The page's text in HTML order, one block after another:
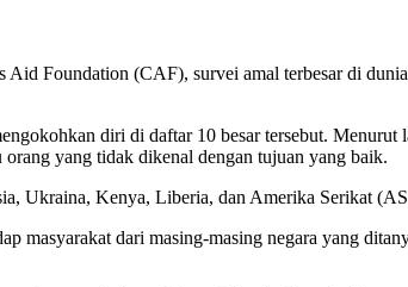
Foundation (CAF), survei amal terbesar di
diri di daftar 10 besar tersebut.
yang tidak dikenal dengan tujuan yang baik.
Ukraina, Kenya, Liberia, dan Amerika Serikat
masyarakat dari masing-masing negara yang